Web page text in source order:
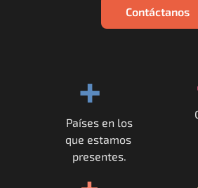
MHA Academy
Contáctanos
+
Países en los
que estamos
presentes.